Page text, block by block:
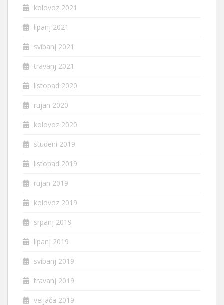
kolovoz 2021
lipanj 2021
svibanj 2021
travanj 2021
listopad 2020
rujan 2020
kolovoz 2020
studeni 2019
listopad 2019
rujan 2019
kolovoz 2019
srpanj 2019
lipanj 2019
svibanj 2019
travanj 2019
veljača 2019